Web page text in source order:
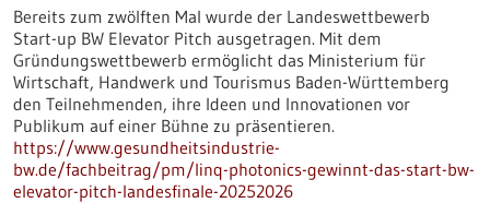
Bereits zum zwölften Mal wurde der Landeswettbewerb
Start-up BW Elevator Pitch ausgetragen. Mit dem
Gründungswettbewerb ermöglicht das Ministerium für
Wirtschaft, Handwerk und Tourismus Baden-Württemberg
den Teilnehmenden, ihre Ideen und Innovationen vor
Publikum auf einer Bühne zu präsentieren.
https://www.gesundheitsindustrie-
bw.de/fachbeitrag/pm/linq-photonics-gewinnt-das-start-bw-
elevator-pitch-landesfinale-20252026